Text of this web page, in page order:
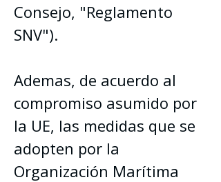
Consejo, "Reglamento
SNV").
Ademas, de acuerdo al
compromiso asumido por
la UE, las medidas que se
adopten por la
Organización Marítima